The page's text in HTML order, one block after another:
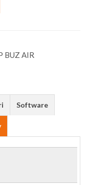
Software